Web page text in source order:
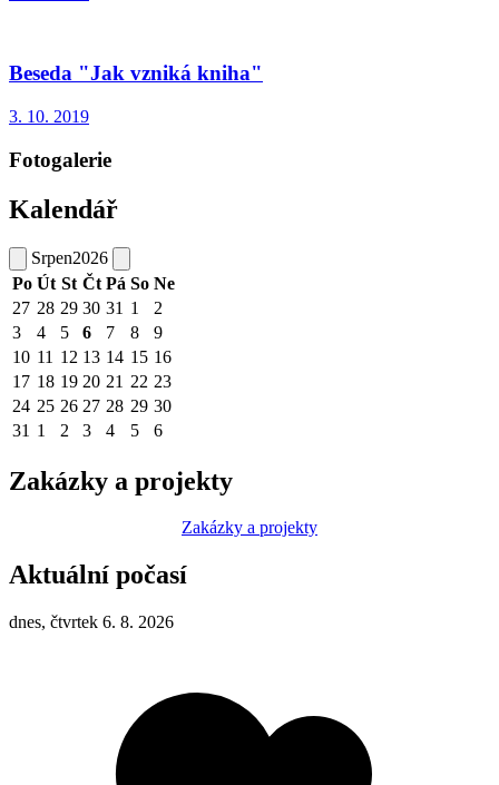
Beseda "Jak vzniká kniha"
3. 10. 2019
Fotogalerie
Kalendář
Srpen2026
Po Út St Čt Pá So Ne
27 28 29 30 31 1
2
3
4 5 6 7 8
9
10 11 12 13 14 15 16
17 18 19 20 21 22 23
24 25 26 27 28 29 30
31 1 2 3 4 5 6
Zakázky a projekty
Zakázky a projekty
Aktuální počasí
dnes, čtvrtek 6. 8. 2026